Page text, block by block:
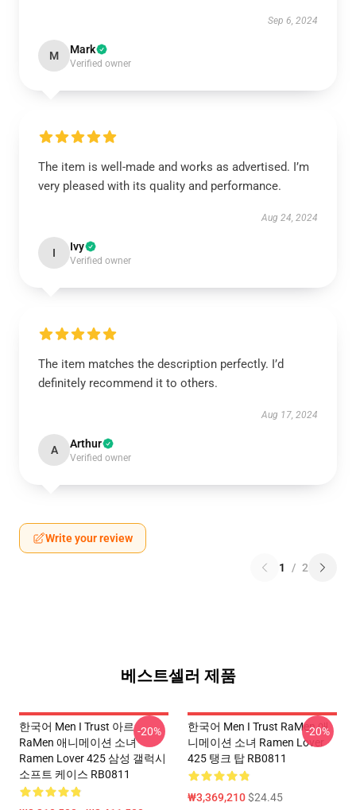
Sep 6, 2024
M Mark
Verified owner
The item is well-made and works as advertised. I’m
very pleased with its quality and performance.
Aug 24, 2024
I Ivy
Verified owner
The item matches the description perfectly. I’d
definitely recommend it to others.
Aug 17, 2024
A Arthur
Verified owner
Write your review
1 / 2
베스트셀러 제품
한국어 Men I Trust 아르
RaMen 애니메이션 소녀
Ramen Lover 425 삼성 갤럭시
소프트 케이스 RB0811
-20%
한국어 Men I Trust RaMen 애
니메이션 소녀 Ramen Lover
425 탱크 탑 RB0811
₩3,369,210$24.45
-20%